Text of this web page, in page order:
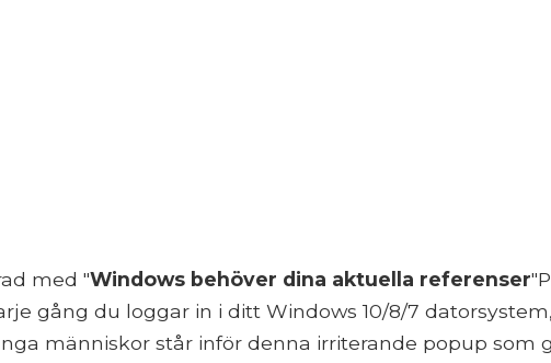
med "Windows behöver dina aktuella referenser
gång du loggar in i ditt Windows 10/8/7
människor står inför denna irriterande popup som